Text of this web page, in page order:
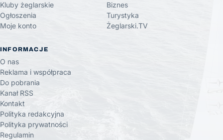
Kluby żeglarskie
Ogłoszenia
Moje konto
Biznes
Turystyka
Żeglarski.TV
INFORMACJE
O nas
Reklama i współpraca
Do pobrania
Kanał RSS
Kontakt
Polityka redakcyjna
Polityka prywatności
Regulamin